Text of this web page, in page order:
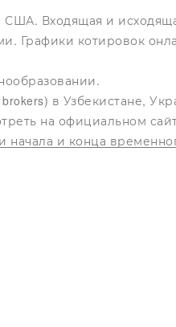
Входящая и
Графики котировок
в Узбекистане,
на официальном
и конца